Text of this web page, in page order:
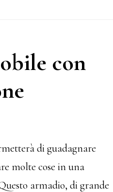
con
di guadagnare
molte cose in una
armadio, di grande